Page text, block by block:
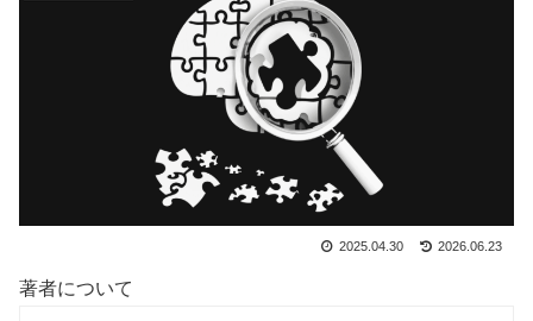
2025.04.30 2026.06.23
著者について